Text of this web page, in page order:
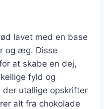
lavet med en base
og æg. Disse
at skabe en dej,
fyld og
der utallige opskrifter
alt fra chokolade